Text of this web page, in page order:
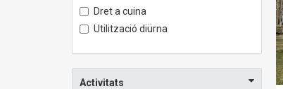
Dret a cuina
Utilització diürna
Activitats